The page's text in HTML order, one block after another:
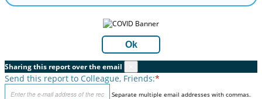
Ok
Sharing this report over the email
Send this report to Colleague, Friends:*
Separate multiple email addresses with commas.